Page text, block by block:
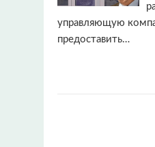
управляющую
предоставить…